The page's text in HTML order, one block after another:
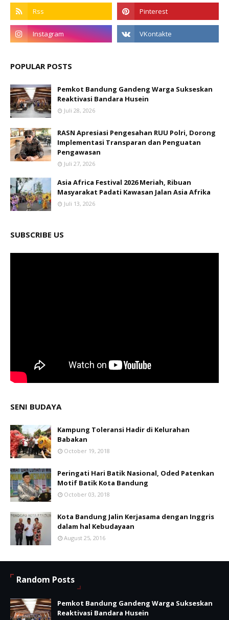
POPULAR POSTS
Pemkot Bandung Gandeng Warga Sukseskan
Reaktivasi Bandara Husein
Juli 28, 2026
RASN Apresiasi Pengesahan RUU Polri, Dorong
Implementasi Transparan dan Penguatan
Pengawasan
Juli 27, 2026
Asia Africa Festival 2026 Meriah, Ribuan
Masyarakat Padati Kawasan Jalan Asia Afrika
Juli 13, 2026
SUBSCRIBE US
SENI BUDAYA
Kampung Toleransi Hadir di Kelurahan
Babakan
October 19, 2018
Peringati Hari Batik Nasional, Oded Patenkan
Motif Batik Kota Bandung
October 03, 2018
Kota Bandung Jalin Kerjasama dengan Inggris
dalam hal Kebudayaan
August 25, 2016
Random Posts
Pemkot Bandung Gandeng Warga Sukseskan
Reaktivasi Bandara Husein